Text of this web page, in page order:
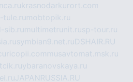
krasnodarkurort.com
tule.ru mobtopik.ru
sib.ru multimetrunit.rusp-tour.ru
symbian9.net.ruDSHAIR.RU
musavtomat.msk.ru
ybaranovskaya.ru
JAPANRUSSIA.RU